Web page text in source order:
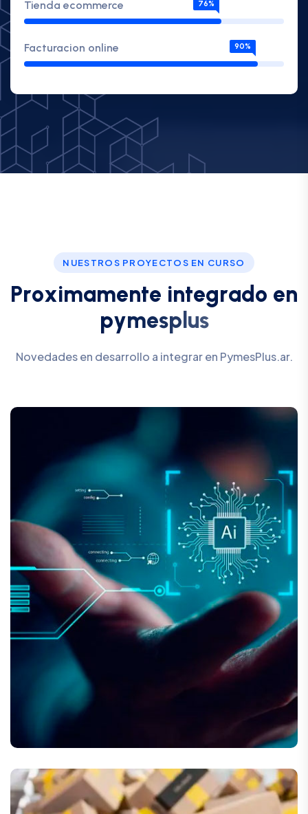
Tienda ecommerce 76%
Facturacion online 90%
NUESTROS PROYECTOS EN CURSO
Proximamente integrado en
pymesp us
Novedades en desarrollo a integrar en PymesPlus.ar.